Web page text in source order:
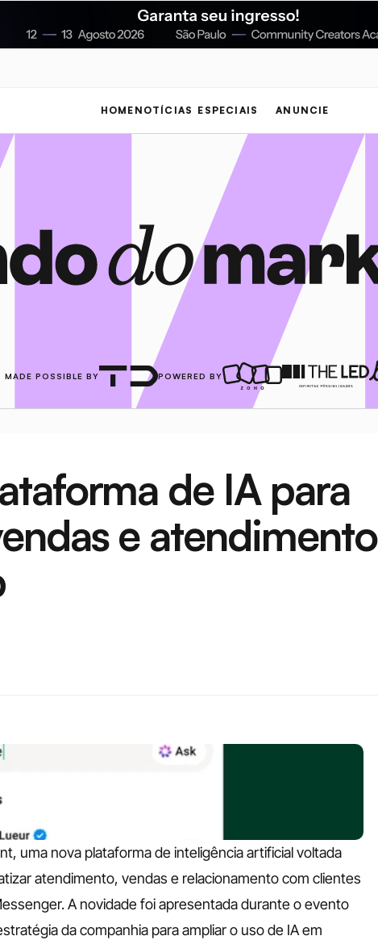
HOME NOTÍCIAS ESPECIAIS ANUNCIE
MADE POSSIBLE BY POWERED BY
de IA para
e atendimento
uma nova plataforma de inteligência artificial voltada
atendimento, vendas e relacionamento com clientes
A novidade foi apresentada durante o evento
da companhia para ampliar o uso de IA em